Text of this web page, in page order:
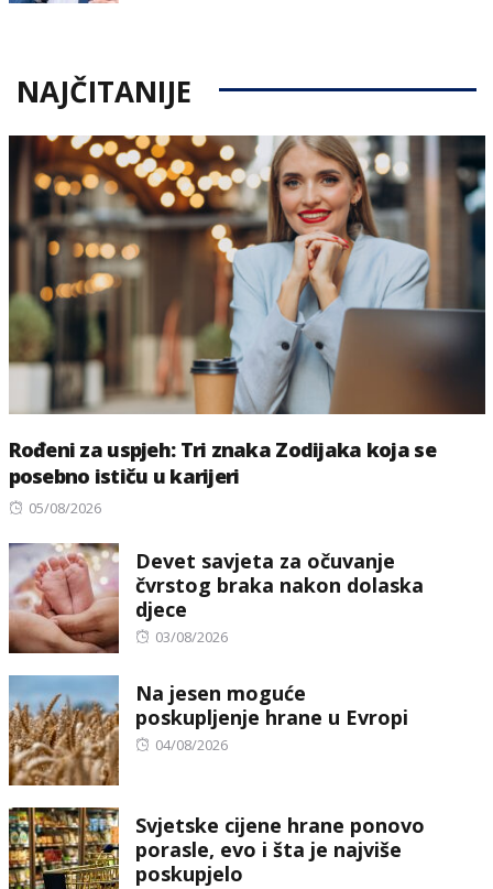
NAJČITANIJE
Rođeni za uspjeh: Tri znaka Zodijaka koja se
posebno ističu u karijeri
Posted
05/08/2026
Devet savjeta za očuvanje
čvrstog braka nakon dolaska
djece
Posted
03/08/2026
Na jesen moguće
poskupljenje hrane u Evropi
Posted
04/08/2026
Svjetske cijene hrane ponovo
porasle, evo i šta je najviše
poskupjelo